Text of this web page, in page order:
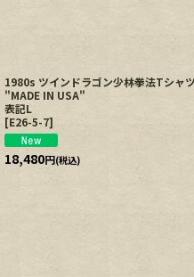
1980s ツインドラゴン少林拳法Tシ
"MADE IN USA"
表記L
[E26-5-7]
18,480円(税込)